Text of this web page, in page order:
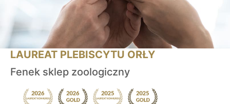
LAUREAT PLEBISCYTU ORŁY
Fenek sklep zoologiczny